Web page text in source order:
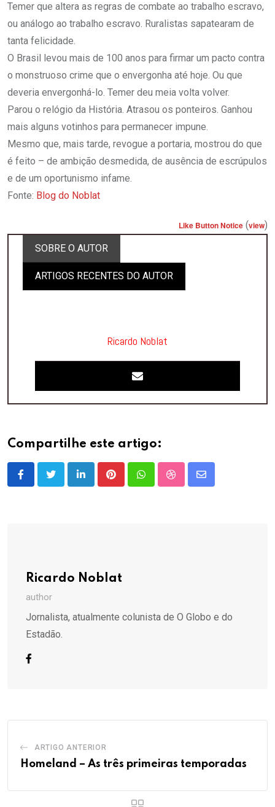
Temer que altera as regras de combate ao trabalho escravo,
ou análogo ao trabalho escravo. Ruralistas sapatearam de
tanta felicidade.
O Brasil levou mais de 100 anos para firmar um pacto contra
o monstruoso crime que o envergonha até hoje. Ou que
deveria envergonhá-lo. Temer deu meia volta volver.
Parou o relógio da História. Atrasou os ponteiros. Ganhou
mais alguns votinhos para permanecer impune.
Mesmo que, mais tarde, revogue a portaria, mostrou do que
é feito – de ambição desmedida, de ausência de escrúpulos
e de um oportunismo infame.
Fonte: Blog do Noblat
Like Button Notice (view)
SOBRE O AUTOR
ARTIGOS RECENTES DO AUTOR
Ricardo Noblat
Compartilhe este artigo:
LinkedInPinterestWhatsappStumbleUpon
Share
Ricardo Noblat
author
Jornalista, atualmente colunista de O Globo e do
Estadão.
ARTIGO ANTERIOR
Homeland – As três primeiras temporadas